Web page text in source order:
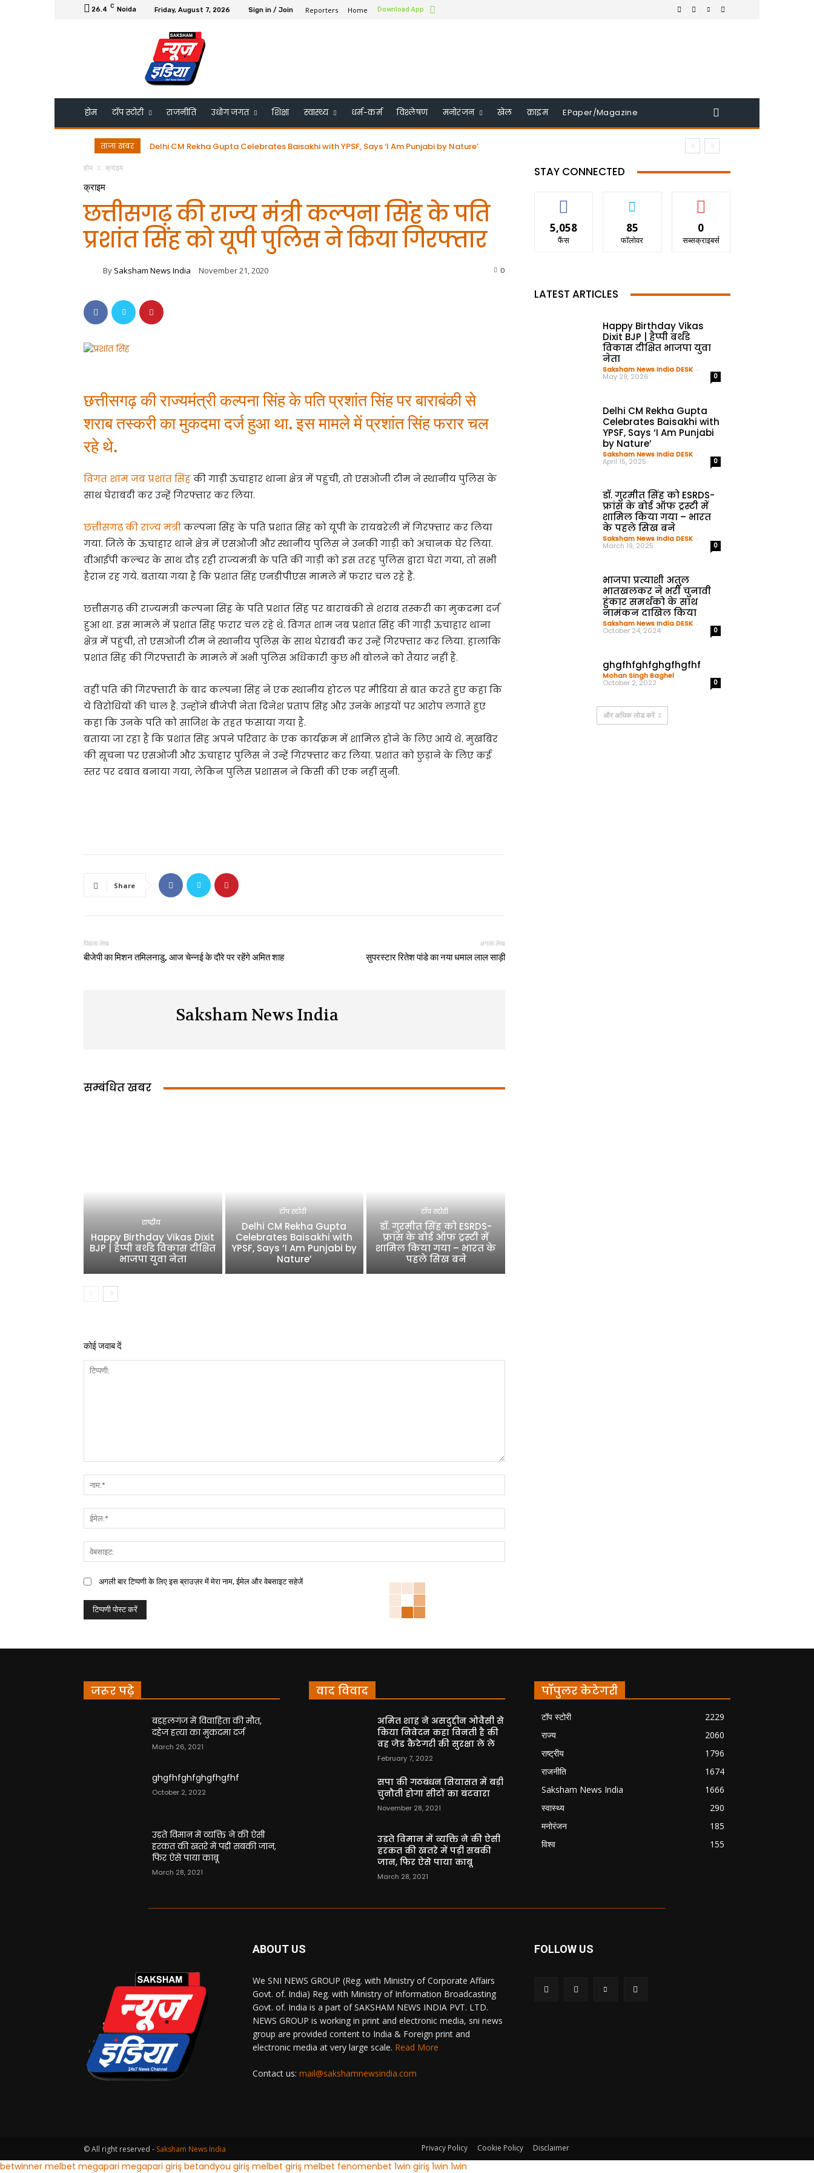
26.4 C Noida Friday, August 7, 2026 Sign in / Join Reporters Home Download App
होम टॉप स्टोरी राजनीति उधोग जगत शिक्षा स्वास्थ्य धर्म-कर्म विश्लेषण मनोरंजन खेल क्राइम EPaper/Magazine
ताजा खबर Delhi CM Rekha Gupta Celebrates Baisakhi with YPSF, Says ‘I Am Punjabi by Nature’
डॉ. गुरमीत सिंह को ESRDS-फ्रांस के बोर्ड ऑफ ट्रस्टी में शामिल किया गया – भारत के पहले सिख बने
होम क्राइम
क्राइम
छत्तीसगढ़ की राज्य मंत्री कल्पना सिंह के पति
प्रशांत सिंह को यूपी पुलिस ने किया गिरफ्तार
By Saksham News India November 21, 2020 0
छत्तीसगढ़ की राज्यमंत्री कल्पना सिंह के पति प्रशांत सिंह पर बाराबंकी से
शराब तस्करी का मुकदमा दर्ज हुआ था. इस मामले में प्रशांत सिंह फरार चल
रहे थे.
विगत शाम जब प्रशांत सिंहकी गाड़ी ऊंचाहार थाना क्षेत्र में पहुंची, तो एसओजी टीम ने स्थानीय पुलिस के
साथ घेराबंदी कर उन्हें गिरफ्तार कर लिया.
छत्तीसगढ़ की राज्य मंत्रीकल्पना सिंह के पति प्रशांत सिंह को यूपी के रायबरेली में गिरफ्तार कर लिया
गया. जिले के ऊंचाहार थाने क्षेत्र में एसओजी और स्थानीय पुलिस ने उनकी गाड़ी को अचानक घेर लिया.
वीआईपी कल्चर के साथ दौड़ रही राज्यमंत्री के पति की गाड़ी को इस तरह पुलिस द्वारा घेरा गया, तो सभी
हैरान रह गये. बताया गया है कि प्रशांत सिंह एनडीपीएस मामले में फरार चल रहे हैं.
छत्तीसगढ़ की राज्यमंत्री कल्पना सिंह के पति प्रशांत सिंह पर बाराबंकी से शराब तस्करी का मुकदमा दर्ज
हुआ था. इस मामले में प्रशांत सिंह फरार चल रहे थे. विगत शाम जब प्रशांत सिंह की गाड़ी ऊंचाहार थाना
क्षेत्र में पहुंची, तो एसओजी टीम ने स्थानीय पुलिस के साथ घेराबंदी कर उन्हें गिरफ्तार कर लिया. हालांकि
प्रशांत सिंह की गिरफ्तारी के मामले में अभी पुलिस अधिकारी कुछ भी बोलने को तैयार नहीं है.
वहीं पति की गिरफ्तारी के बाद कल्पना सिंह ने एक स्थानीय होटल पर मीडिया से बात करते हुए कहा कि
ये विरोधियों की चाल है. उन्होंने बीजेपी नेता दिनेश प्रताप सिंह और उनके भाइयों पर आरोप लगाते हुए
कहा कि उनके पति को साजिश के तहत फंसाया गया है.
बताया जा रहा है कि प्रशां​त सिंह अपने परिवार के एक कार्यक्रम में शामिल होने के लिए आये थे. मुखबिर
की सूचना पर एसओजी और ऊंचाहार पुलिस ने उन्हें गिरफ्तार कर लिया. प्रशांत को छुड़ाने के लिए कई
स्तर पर दबाव बनाया गया, लेकिन पुलिस प्रशासन ने किसी की एक नहीं सुनी.
Share
पिछला लेख
बीजेपी का मिशन तमिलनाडु, आज चेन्नई के दौरे पर रहेंगे अमित शाह
अगला लेख
सुपरस्टार रितेश पांडे का नया धमाल लाल साड़ी
Saksham News India
सम्बंधित खबर
राष्ट्रीय
Happy Birthday Vikas Dixit
BJP | हैप्पी बर्थडे विकास दीक्षित
भाजपा युवा नेता
टॉप स्टोरी
Delhi CM Rekha Gupta
Celebrates Baisakhi with
YPSF, Says ‘I Am Punjabi by
Nature’
टॉप स्टोरी
डॉ. गुरमीत सिंह को ESRDS-
फ्रांस के बोर्ड ऑफ ट्रस्टी में
शामिल किया गया – भारत के
पहले सिख बने
कोई जवाब दें
अगली बार टिप्पणी के लिए इस ब्राउज़र में मेरा नाम, ईमेल और वेबसाइट सहेजें
STAY CONNECTED
5,058
फैंस
85
फॉलोवर
0
सब्सक्राइबर्स
LATEST ARTICLES
Happy Birthday Vikas
Dixit BJP | हैप्पी बर्थडे
विकास दीक्षित भाजपा युवा
नेता
Saksham News India DESK -
May 29, 2026 0
Delhi CM Rekha Gupta
Celebrates Baisakhi with
YPSF, Says ‘I Am Punjabi
by Nature’
Saksham News India DESK -
April 15, 2025 0
डॉ. गुरमीत सिंह को ESRDS-
फ्रांस के बोर्ड ऑफ ट्रस्टी में
शामिल किया गया – भारत
के पहले सिख बने
Saksham News India DESK -
March 19, 2025 0
भाजपा प्रत्याशी अतुल
भातखलकर ने भरी चुनावी
हुंकार समर्थको के साथ
नामंकन दाखिल किया
Saksham News India DESK -
October 24, 2024 0
ghgfhfghfghgfhgfhf
Mohan Singh Baghel -
October 2, 2022 0
और अधिक लोड करें
जरूर पढ़े
बड़हलगंज में विवाहिता की मौत,
दहेज हत्या का मुकदमा दर्ज
March 26, 2021
ghgfhfghfghgfhgfhf
October 2, 2022
उड़ते विमान में व्यक्ति ने की ऐसी
हरकत की खतरे में पड़ी सबकी जान,
फिर ऐसे पाया काबू
March 28, 2021
वाद विवाद
अमित शाह ने असदुद्दीन ओवैसी से
किया निवेदन कहा विनती है की
वह जेड कैटेगरी की सुरक्षा ले ले
February 7, 2022
सपा की गठबंधन सियासत में बड़ी
चुनौती होगा सीटों का बंटवारा
November 28, 2021
उड़ते विमान में व्यक्ति ने की ऐसी
हरकत की खतरे में पड़ी सबकी
जान, फिर ऐसे पाया काबू
March 28, 2021
पॉपुलर केटेगरी
टॉप स्टोरी
2229
राज्य
2060
राष्ट्रीय
1796
राजनीति
1674
Saksham News India
1666
स्वास्थ्य
290
मनोरंजन
185
विश्व
155
ABOUT US
We SNI NEWS GROUP (Reg. with Ministry of Corporate Affairs
Govt. of. India) Reg. with Ministry of Information Broadcasting
Govt. of. India is a part of SAKSHAM NEWS INDIA PVT. LTD.
NEWS GROUP is working in print and electronic media, sni news
group are provided content to India & Foreign print and
electronic media at very large scale. Read More
Contact us: mail@sakshamnewsindia.com
FOLLOW US
© All right reserved - Saksham News India Privacy Policy Cookie Policy Disclaimer
betwinner melbet megapari megapari giriş betandyou giriş melbet giriş melbet fenomenbet 1win giriş 1win 1win